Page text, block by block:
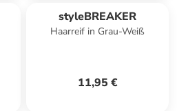
styleBREAKER
Haarreif in Grau-Weiß
11,95 €